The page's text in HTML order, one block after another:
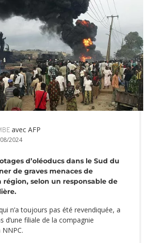
avec AFP
2024
d’oléoducs dans le Sud du
de graves menaces de
région, selon un responsable de
n’a toujours pas été revendiquée, a
d’une filiale de la compagnie
NNPC.